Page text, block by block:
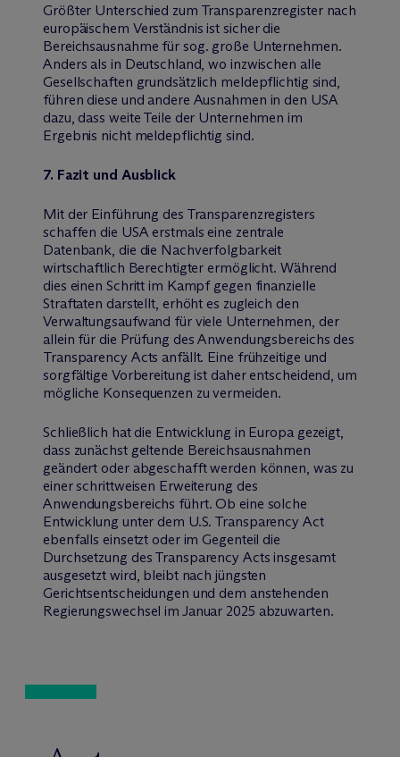
Größter Unterschied zum Transparenzregister nach
europäischem Verständnis ist sicher die
Bereichsausnahme für sog. große Unternehmen.
Anders als in Deutschland, wo inzwischen alle
Gesellschaften grundsätzlich meldepflichtig sind,
führen diese und andere Ausnahmen in den USA
dazu, dass weite Teile der Unternehmen im
Ergebnis nicht meldepflichtig sind.
7. Fazit und Ausblick
Mit der Einführung des Transparenzregisters
schaffen die USA erstmals eine zentrale
Datenbank, die die Nachverfolgbarkeit
wirtschaftlich Berechtigter ermöglicht. Während
dies einen Schritt im Kampf gegen finanzielle
Straftaten darstellt, erhöht es zugleich den
Verwaltungsaufwand für viele Unternehmen, der
allein für die Prüfung des Anwendungsbereichs des
Transparency Acts anfällt. Eine frühzeitige und
sorgfältige Vorbereitung ist daher entscheidend, um
mögliche Konsequenzen zu vermeiden.
Schließlich hat die Entwicklung in Europa gezeigt,
dass zunächst geltende Bereichsausnahmen
geändert oder abgeschafft werden können, was zu
einer schrittweisen Erweiterung des
Anwendungsbereichs führt. Ob eine solche
Entwicklung unter dem U.S. Transparency Act
ebenfalls einsetzt oder im Gegenteil die
Durchsetzung des Transparency Acts insgesamt
ausgesetzt wird, bleibt nach jüngsten
Gerichtsentscheidungen und dem anstehenden
Regierungswechsel im Januar 2025 abzuwarten.